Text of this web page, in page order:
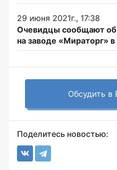
29 июня 2021г., 17:38
Очевидцы сообщают
на заводе «Мираторг»
Обсудить в
Поделитесь новостью: